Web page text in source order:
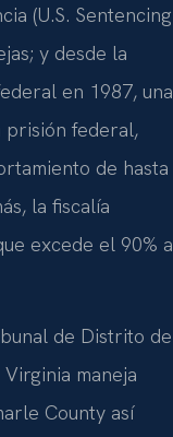
(U.S. Sentencing
y desde la
en 1987, una
prisión federal,
de hasta
la fiscalía
excede el 90% a
de Distrito de
maneja
County así